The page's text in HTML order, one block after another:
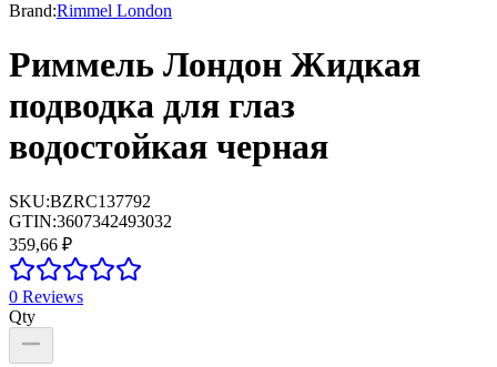
Brand:Rimmel London
Риммель Лондон Жидкая
подводка для глаз
водостойкая черная
SKU:BZRC137792
GTIN:3607342493032
359,66 ₽
0 Reviews
Qty